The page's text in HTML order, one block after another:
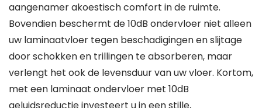
aangenamer akoestisch comfort in de ruimte.
Bovendien beschermt de 10dB ondervloer niet alleen
uw laminaatvloer tegen beschadigingen en slijtage
door schokken en trillingen te absorberen, maar
verlengt het ook de levensduur van uw vloer. Kortom,
met een laminaat ondervloer met 10dB